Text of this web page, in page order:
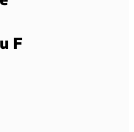
F